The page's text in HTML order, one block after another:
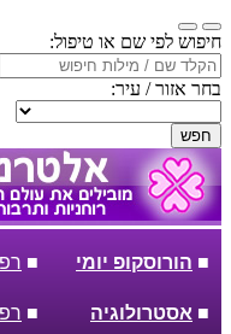
חיפוש לפי שם או טיפול:
בחר אזור / עיר:
חפש
■ הורוסקופ יומי ■
■ אסטרולוגיה ■